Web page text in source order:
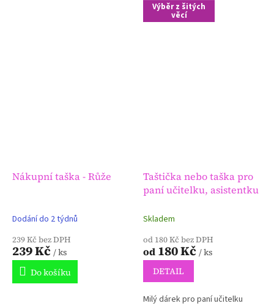
Nákupní taška - Růže
Dodání do 2 týdnů
239 Kč bez DPH
239 Kč / ks
Do košíku
Výběr z šitých
věcí
Taštička nebo taška pro
paní učitelku, asistentku
Skladem
od 180 Kč bez DPH
od 180 Kč / ks
DETAIL
Milý dárek pro paní učitelku